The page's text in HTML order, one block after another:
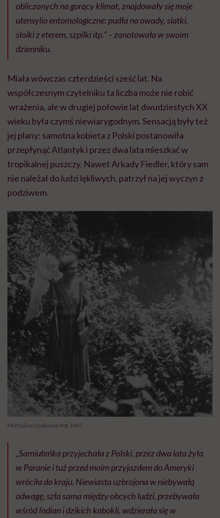
obliczonych na gorący klimat, znajdowały się moje
utensylia entomologiczne: pudła na owady, siatki,
słoiki z eterem, szpilki itp.”– zanotowała w swoim
dzienniku.
Miała wówczas czterdzieści sześć lat. Na
współczesnym czytelniku ta liczba może nie robić
wrażenia, ale w drugiej połowie lat dwudziestych XX
wieku była czymś niewiarygodnym. Sensacją były też
jej plany: samotna kobieta z Polski postanowiła
przepłynąć Atlantyk i przez dwa lata mieszkać w
tropikalnej puszczy. Nawet Arkady Fiedler, który sam
nie należał do ludzi lękliwych, patrzył na jej wyczyn z
podziwem.
Michalina Isaakowa /fot. NAC
„Samiuteńka przyjechała z Polski, przez dwa lata żyła
w Paranie i tuż przed moim przyjazdem do Ameryki
wróciła do kraju. Niewiasta uzbrojona w niebywałą
odwagę, szła sama między obcych ludzi, przebywała
wśród Indian i dzikich kabokli, wdzierała się w